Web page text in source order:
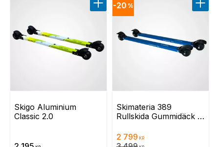
Skigo Aluminium
Classic 2.0
Lägg till i favoriter
Skimateria 389
Rullskida Gummidäck
2 799 KR
20 % Lägg